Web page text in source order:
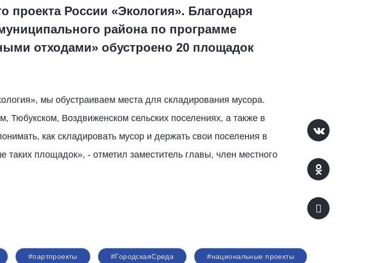
проекта России «Экология». Благодаря
района по программе
отходами» обустроено 20 площадок
мы обустраиваем места для складирования мусора.
Тюбукском, Воздвиженском сельских поселениях, а также в
как складировать мусор и держать свои поселения в
таких площадок», - отметил заместитель главы, член местного
#партпроекты #ГородскаяСреда #национальные проекты